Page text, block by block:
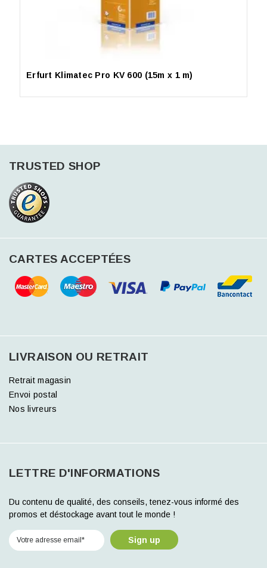
Erfurt Klimatec Pro KV 600 (15m x 1 m)
TRUSTED SHOP
CARTES ACCEPTÉES
LIVRAISON OU RETRAIT
Retrait magasin
Envoi postal
Nos livreurs
LETTRE D'INFORMATIONS
Du contenu de qualité, des conseils, tenez-vous informé des
promos et déstockage avant tout le monde !
Sign up